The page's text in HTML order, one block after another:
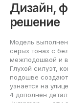
Дизайн,
решение
Модель
серых тонах с
межподошвой и
Глухой силуэт,
подошве
узнается на
4 дополнен